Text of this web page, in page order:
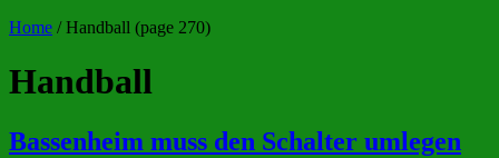
Home / Handball (page 270)
Handball
Bassenheim muss den Schalter umlegen